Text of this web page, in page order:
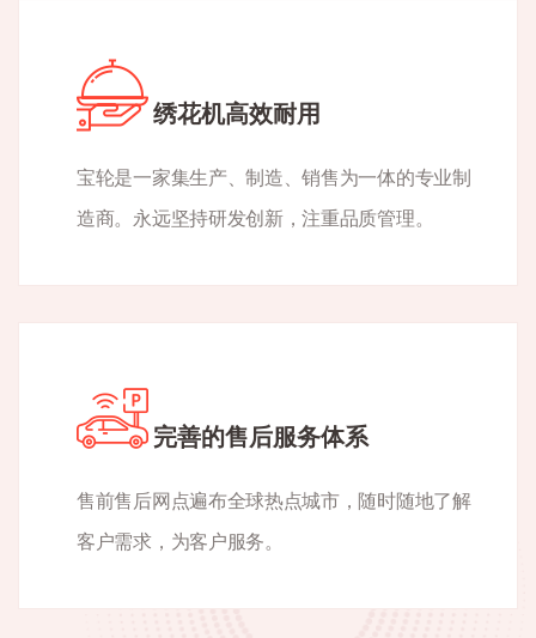
绣花机高效耐用
宝轮是一家集生产、制造、销售为一体的专业制
造商。永远坚持研发创新，注重品质管理。
完善的售后服务体系
售前售后网点遍布全球热点城市，随时随地了解
客户需求，为客户服务。